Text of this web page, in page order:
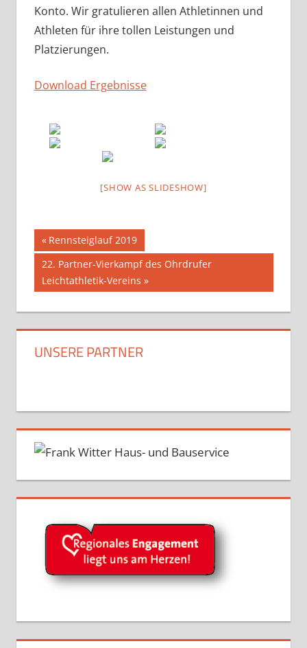
Konto. Wir gratulieren allen Athletinnen und
Athleten für ihre tollen Leistungen und
Platzierungen.
Download Ergebnisse
[SHOW AS SLIDESHOW]
Beitragsnavigation
Vorheriger
Beitrag:
Rennsteiglauf 2019
Nächster
Beitrag:
22. Partner-Vierkampf des Ohrdrufer
Leichtathletik-Vereins
UNSERE PARTNER